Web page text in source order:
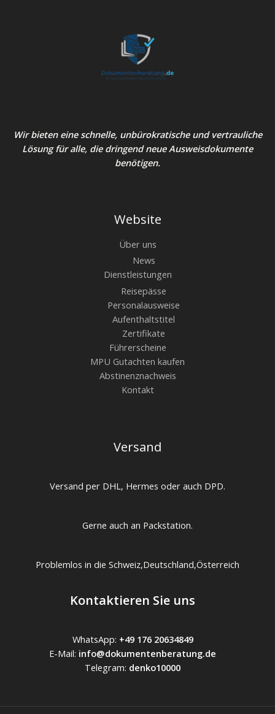
Wir bieten eine schnelle, unbürokratische und vertrauliche
Lösung für alle, die dringend neue Ausweisdokumente
benötigen.
Website
Über uns
News
Dienstleistungen
Reisepässe
Personalausweise
Aufenthaltstitel
Zertifikate
Führerscheine
MPU Gutachten kaufen
Abstinenznachweis
Kontakt
Versand
Versand per DHL, Hermes oder auch DPD.
Gerne auch an Packstation.
Problemlos in die Schweiz,Deutschland,Österreich
Kontaktieren Sie uns
WhatsApp: +49 176 20634849
E-Mail: info@dokumentenberatung.de
Telegram: denko10000